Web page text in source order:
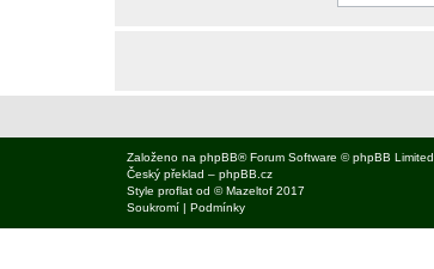
Založeno na phpBB® Forum Software © phpBB Limited
Český překlad – phpBB.cz
Style proflat od ©Mazeltof 2017
Soukromí | Podmínky